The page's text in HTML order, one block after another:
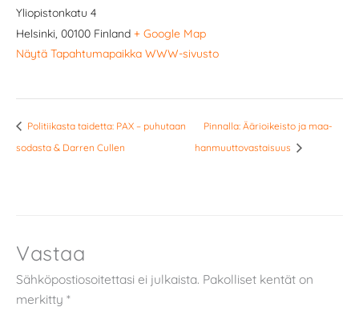
Yliopistonkatu 4
Helsinki, 00100 Finland + Google Map
Näytä Tapahtumapaikka WWW-sivusto
Politiikasta taidetta: PAX – puhutaan
sodasta & Darren Cullen
Pin­nal­la: Äärioi­keis­to ja maa­
han­muut­to­vas­tai­suus
Vastaa
Sähköpostiosoitettasi ei julkaista. Pakolliset kentät on
merkitty *